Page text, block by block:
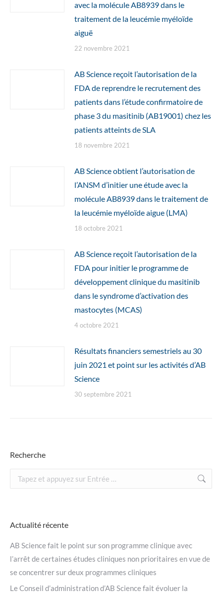
avec la molécule AB8939 dans le
traitement de la leucémie myéloïde
aiguë
22 novembre 2021
AB Science reçoit l’autorisation de la
FDA de reprendre le recrutement des
patients dans l’étude confirmatoire de
phase 3 du masitinib (AB19001) chez les
patients atteints de SLA
18 novembre 2021
AB Science obtient l’autorisation de
l’ANSM d’initier une étude avec la
molécule AB8939 dans le traitement de
la leucémie myéloïde aigue (LMA)
18 octobre 2021
AB Science reçoit l’autorisation de la
FDA pour initier le programme de
développement clinique du masitinib
dans le syndrome d’activation des
mastocytes (MCAS)
4 octobre 2021
Résultats financiers semestriels au 30
juin 2021 et point sur les activités d’AB
Science
30 septembre 2021
Recherche
Recherche
:
Actualité récente
AB Science fait le point sur son programme clinique avec
l’arrêt de certaines études cliniques non prioritaires en vue de
se concentrer sur deux programmes cliniques
Le Conseil d’administration d’AB Science fait évoluer la